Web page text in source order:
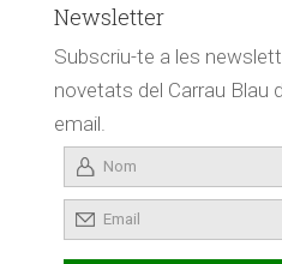
Newsletter
Subscriu-te a les
novetats del Carrau Blau
email.